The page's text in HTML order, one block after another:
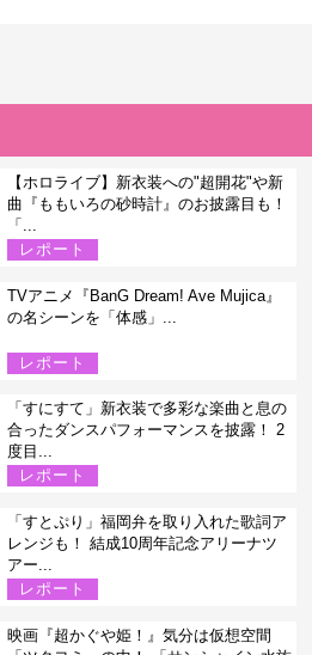
【ホロライブ】新衣装への"超開花"や新
曲『ももいろの砂時計』のお披露目も！
「...
レポート
TVアニメ『BanG Dream! Ave Mujica』
の名シーンを「体感」...
レポート
「すにすて」新衣装で多彩な楽曲と息の
合ったダンスパフォーマンスを披露！ 2
度目...
レポート
「すとぷり」福岡弁を取り入れた歌詞ア
レンジも！ 結成10周年記念アリーナツ
アー...
レポート
映画『超かぐや姫！』気分は仮想空間